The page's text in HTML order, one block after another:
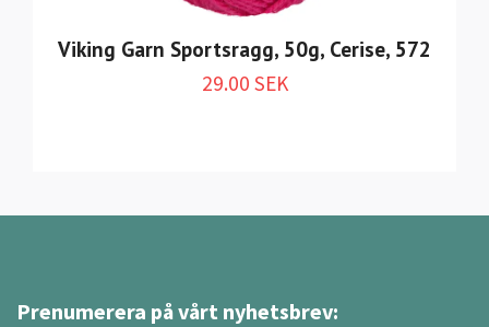
Viking Garn Sportsragg, 50g, Cerise, 572
29.00 SEK
Prenumerera på vårt nyhetsbrev: